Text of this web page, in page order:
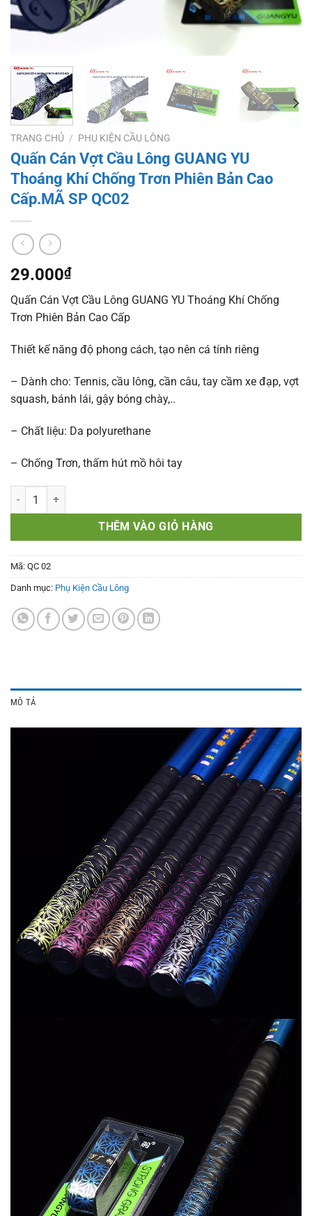
TRANG CHỦ / PHỤ KIỆN CẦU LÔNG
Quấn Cán Vợt Cầu Lông GUANG YU
Thoáng Khí Chống Trơn Phiên Bản Cao
Cấp.MÃ SP QC02
29.000₫
Quấn Cán Vợt Cầu Lông GUANG YU Thoáng Khí Chống
Trơn Phiên Bản Cao Cấp
Thiết kế năng độ phong cách, tạo nên cá tính riêng
– Dành cho: Tennis, cầu lông, cần câu, tay cầm xe đạp, vợt
squash, bánh lái, gậy bóng chày,..
– Chất liệu: Da polyurethane
– Chống Trơn, thấm hút mồ hôi tay
Quấn Cán Vợt Cầu Lông GUANG YU Thoáng Khí Chống Trơn Phiên
THÊM VÀO GIỎ HÀNG
Mã: QC 02
Danh mục: Phụ Kiện Cầu Lông
MÔ TẢ